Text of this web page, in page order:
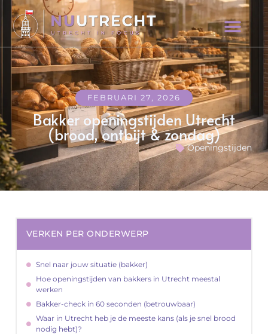
FEBRUARI 27, 2026
Bakker openingstijden Utrecht
(brood, ontbijt & zondag)
Openingstijden
VERKEN PER ONDERWERP
Snel naar jouw situatie (bakker)
Hoe openingstijden van bakkers in Utrecht meestal
werken
Bakker-check in 60 seconden (betrouwbaar)
Waar in Utrecht heb je de meeste kans (als je snel brood
nodig hebt)?